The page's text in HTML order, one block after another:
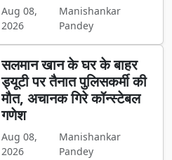
Aug 08,
2026
Manishankar
Pandey
सलमान खान के घर के बाहर
ड्यूटी पर तैनात पुलिसकर्मी की
मौत, अचानक गिरे कॉन्स्टेबल
गणेश
Aug 08,
2026
Manishankar
Pandey